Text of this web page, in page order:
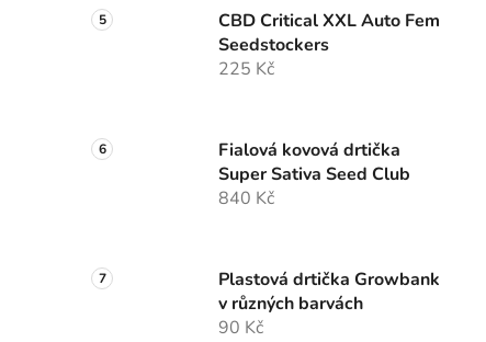
CBD Critical XXL Auto Fem
Seedstockers
225 Kč
Fialová kovová drtička
Super Sativa Seed Club
840 Kč
Plastová drtička Growbank
v různých barvách
90 Kč